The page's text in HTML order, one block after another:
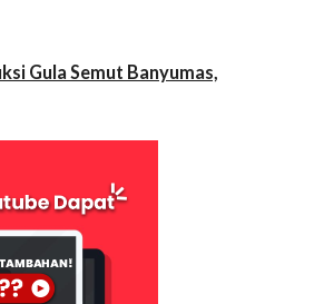
Gula Semut Banyumas,